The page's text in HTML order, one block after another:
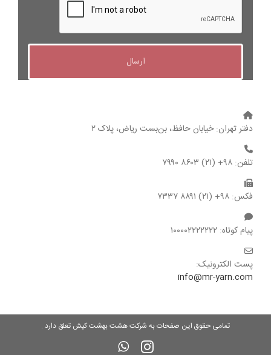
دفتر تهران: خیابان حافظ، بن‌بست ریاض، پلاک ۲
تلفن: ۹۸+ (۲۱) ۸۶۰۳ ۷۹۹۰
فکس: ۹۸+ (۲۱) ۸۸۹۱ ۷۳۳۷
پیام کوتاه: ۱۰۰۰۰۲۲۲۲۲۲۲
پست الکترونیک:
info@mr-yarn.com
تمامی حقوق این صفحات به شرکت هشت بهشت کیش تعلق دارد .
Instagram
WhatsApp